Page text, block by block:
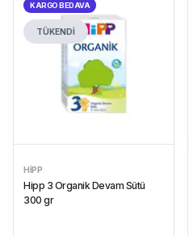
KARGO BEDAVA
TÜKENDİ
HIPP
Hipp 3 Organik Devam Sütü
300 gr